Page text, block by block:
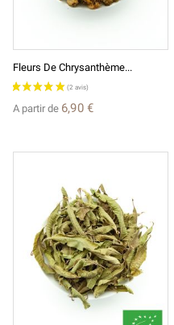
Fleurs De Chrysanthème...
A partir de 6,90 €